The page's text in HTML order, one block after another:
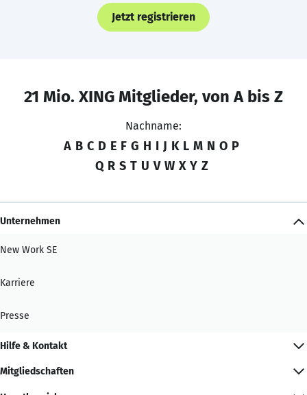
Jetzt registrieren
21 Mio. XING Mitglieder, von A bis Z
Nachname:
A B C D E F G H I J K L M N O P
Q R S T U V W X Y Z
Unternehmen
New Work SE
Karriere
Presse
Hilfe & Kontakt
Mitgliedschaften